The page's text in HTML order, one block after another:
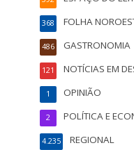
FOLHA
368
GASTRONOMIA
486
NOTÍCIAS EM
121
OPINIÃO
1
POLÍTICA E
2
REGIONAL
4.235